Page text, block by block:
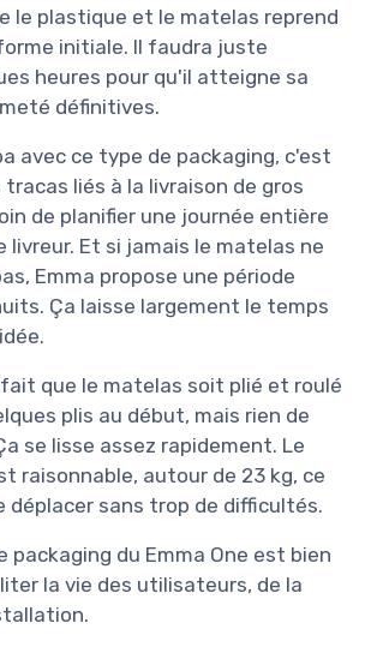
le plastique et le matelas reprend
initiale. Il faudra juste
heures pour qu'il atteigne sa
définitives.
avec ce type de packaging, c'est
liés à la livraison de gros
de planifier une journée entière
livreur. Et si jamais le matelas ne
Emma propose une période
Ça laisse largement le temps
fait que le matelas soit plié et roulé
plis au début, mais rien de
se lisse assez rapidement. Le
raisonnable, autour de 23 kg, ce
déplacer sans trop de difficultés.
packaging du Emma One est bien
la vie des utilisateurs, de la